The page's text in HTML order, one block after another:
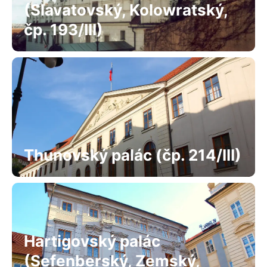
(Slavatovský, Kolowratský,
čp. 193/III)
Thunovský palác (čp. 214/III)
Hartigovský palác
(Sefenberský, Zemský,